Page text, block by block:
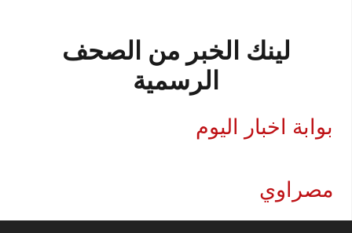
لينك الخبر من الصحف
الرسمية
بوابة اخبار اليوم
مصراوي